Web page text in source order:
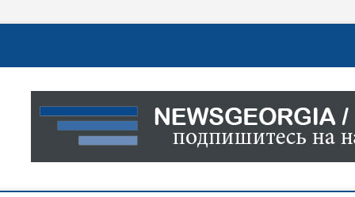
Новости Грузии
САМАЯ АКТУАЛЬНАЯ ИНФОРМАЦИЯ О СОБЫТИЯХ
САЙТЕ ВЫ НАЙДЕТЕ НОВОСТИ ПОЛИТИКИ,